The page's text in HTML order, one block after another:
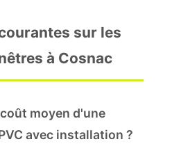
sur les
à Cosnac
moyen d'une
avec installation ?